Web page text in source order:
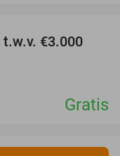
€3.000
Gratis